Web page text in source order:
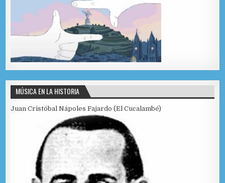
MÚSICA EN LA HISTORIA
Juan Cristóbal Nápoles Fajardo (El Cucalambé)